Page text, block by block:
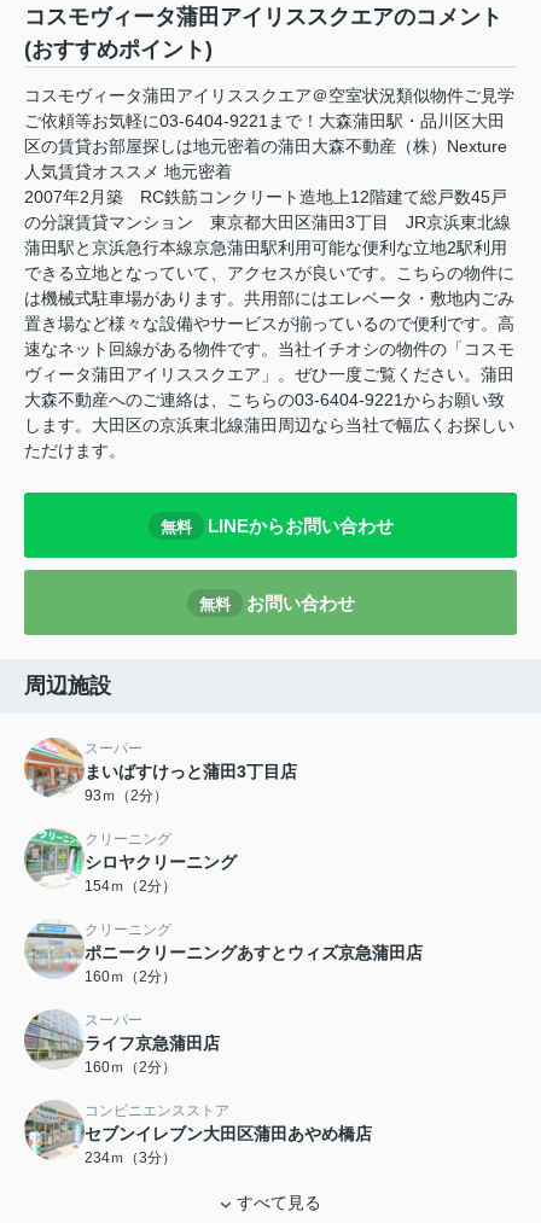
コスモヴィータ蒲田アイリススクエアのコメント
(おすすめポイント)
コスモヴィータ蒲田アイリススクエア＠空室状況類似物件ご見学
ご依頼等お気軽に03-6404-9221まで！大森蒲田駅・品川区大田
区の賃貸お部屋探しは地元密着の蒲田大森不動産（株）Nexture
人気賃貸オススメ 地元密着
2007年2月築 RC鉄筋コンクリート造地上12階建て総戸数45戸
の分譲賃貸マンション 東京都大田区蒲田3丁目 JR京浜東北線
蒲田駅と京浜急行本線京急蒲田駅利用可能な便利な立地2駅利用
できる立地となっていて、アクセスが良いです。こちらの物件に
は機械式駐車場があります。共用部にはエレベータ・敷地内ごみ
置き場など様々な設備やサービスが揃っているので便利です。高
速なネット回線がある物件です。当社イチオシの物件の「コスモ
ヴィータ蒲田アイリススクエア」。ぜひ一度ご覧ください。蒲田
大森不動産へのご連絡は、こちらの03-6404-9221からお願い致
します。大田区の京浜東北線蒲田周辺なら当社で幅広くお探しい
ただけます。
無料 LINEからお問い合わせ
無料 お問い合わせ
周辺施設
スーパー
まいばすけっと蒲田3丁目店
93ｍ（2分）
クリーニング
シロヤクリーニング
154ｍ（2分）
クリーニング
ポニークリーニングあすとウィズ京急蒲田店
160ｍ（2分）
スーパー
ライフ京急蒲田店
160ｍ（2分）
コンビニエンスストア
セブンイレブン大田区蒲田あやめ橋店
234ｍ（3分）
すべて見る